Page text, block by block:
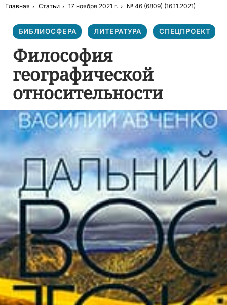
Главная Статьи 17 ноября 2021 г. № 46 (6809) (16.11.2021)
БИБЛИОСФЕРА ЛИТЕРАТУРА СПЕЦПРОЕКТ
Философия
географической
относительности